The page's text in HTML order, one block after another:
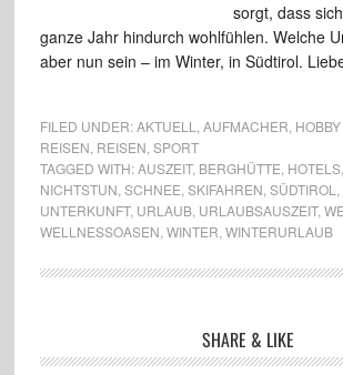
sorgt, dass
ganze Jahr hindurch wohlfühlen. Welche
aber nun sein – im Winter, in Südtirol.
FILED UNDER:AKTUELL AUFMACHER
REISEN REISEN SPORT
TAGGED WITH:AUSZEIT, BERGHÜTTE HOTELS,
NICHTSTUN SCHNEE SKIFAHREN SÜDTIROL
UNTERKUNFT, URLAUB, URLAUBSAUSZEIT,
WELLNESSOASEN WINTER WINTERURLAUB
SHARE & LIKE